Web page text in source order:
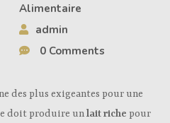
Alimentaire
admin
0 Comments
des plus exigeantes pour une
doit produire unlait riche pour